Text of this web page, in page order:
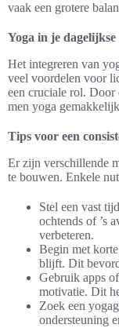
vaak een grotere
Yoga in je
Het integreren van
veel voordelen voor
een cruciale rol. Door
men yoga
Tips voor een
Er zijn verschillende
te bouwen. Enkele
Stel een vast
ochtends of ’s
verbeteren.
Begin met korte
blijft. Dit
Gebruik apps
motivatie. Dit
Zoek een
ondersteuning